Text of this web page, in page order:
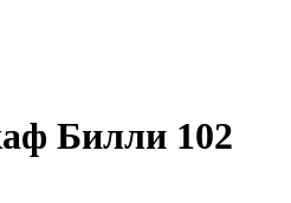
Билли 102